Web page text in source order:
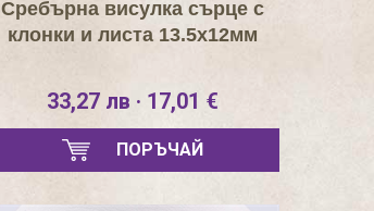
Сребърна висулка сърце с
клонки и листа 13.5х12мм
33,27 лв · 17,01 €
ПОРЪЧАЙ